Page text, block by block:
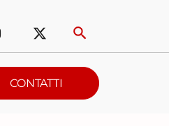
CONTATTI